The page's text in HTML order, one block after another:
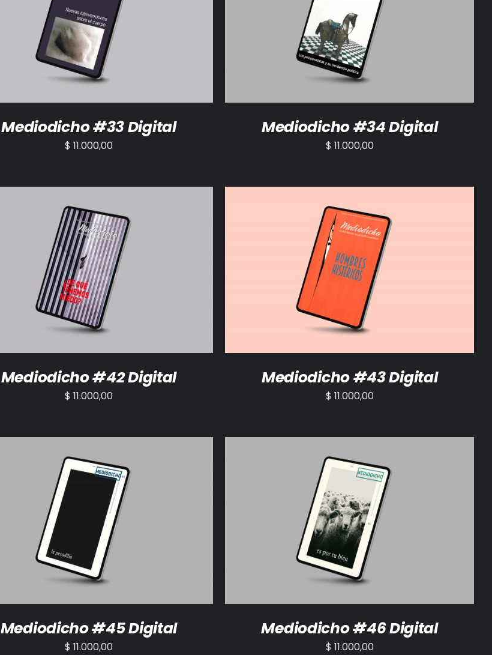
AÑADIR AL CARRITO /
Mediodicho #33 Digital
$ 11.000,00
AÑADIR AL CARRITO /
Mediodicho #34 Digital
$ 11.000,00
AÑADIR AL CARRITO /
Mediodicho #42 Digital
$ 11.000,00
AÑADIR AL CARRITO /
Mediodicho #43 Digital
$ 11.000,00
AÑADIR AL CARRITO /
Mediodicho #45 Digital
$ 11.000,00
AÑADIR AL CARRITO /
Mediodicho #46 Digital
$ 11.000,00